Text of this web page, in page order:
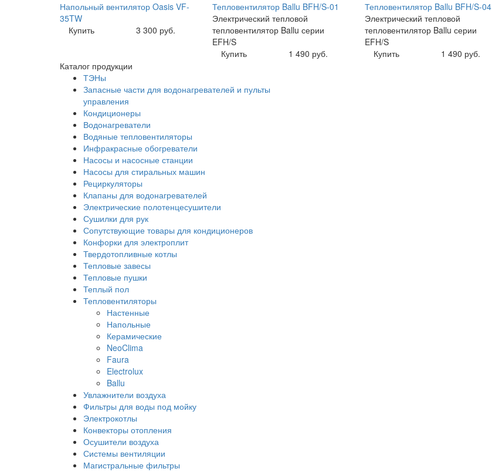
Напольный вентилятор Oasis VF-
35TW
Купить
3 300 руб.
Тепловентилятор Ballu BFH/S-01
Электрический тепловой
тепловентилятор Ballu серии
EFH/S
Купить
1 490 руб.
Тепловентилятор Ballu BFH/S-04
Электрический тепловой
тепловентилятор Ballu серии
EFH/S
Купить
1 490 руб.
Каталог продукции
ТЭНы
Запасные части для водонагревателей и пульты
управления
Кондиционеры
Водонагреватели
Водяные тепловентиляторы
Инфракрасные обогреватели
Насосы и насосные станции
Насосы для стиральных машин
Рециркуляторы
Клапаны для водонагревателей
Электрические полотенцесушители
Сушилки для рук
Сопутствующие товары для кондиционеров
Конфорки для электроплит
Твердотопливные котлы
Тепловые завесы
Тепловые пушки
Теплый пол
Тепловентиляторы
Настенные
Напольные
Керамические
NeoClima
Faura
Electrolux
Ballu
Увлажнители воздуха
Фильтры для воды под мойку
Электрокотлы
Конвекторы отопления
Осушители воздуха
Системы вентиляции
Магистральные фильтры